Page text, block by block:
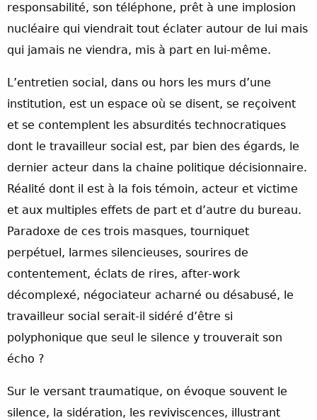
responsabilité, son téléphone, prêt à une implosion
nucléaire qui viendrait tout éclater autour de lui mais
qui jamais ne viendra, mis à part en lui-même.
L’entretien social, dans ou hors les murs d’une
institution, est un espace où se disent, se reçoivent
et se contemplent les absurdités technocratiques
dont le travailleur social est, par bien des égards, le
dernier acteur dans la chaine politique décisionnaire.
Réalité dont il est à la fois témoin, acteur et victime
et aux multiples effets de part et d’autre du bureau.
Paradoxe de ces trois masques, tourniquet
perpétuel, larmes silencieuses, sourires de
contentement, éclats de rires, after-work
décomplexé, négociateur acharné ou désabusé, le
travailleur social serait-il sidéré d’être si
polyphonique que seul le silence y trouverait son
écho ?
Sur le versant traumatique, on évoque souvent le
silence, la sidération, les reviviscences, illustrant